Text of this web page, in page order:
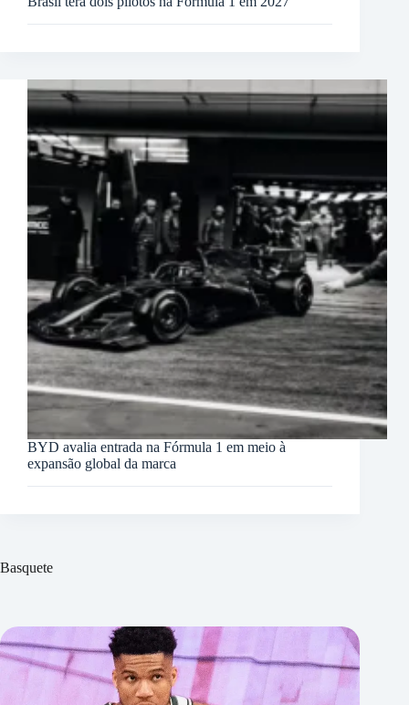
BYD avalia entrada na Fórmula 1 em meio à
expansão global da marca
Basquete